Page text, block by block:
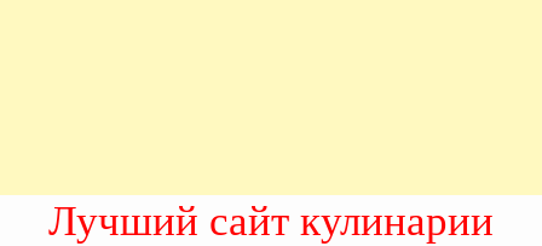
Лучший сайт кулинарии